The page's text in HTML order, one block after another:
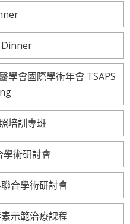
Dinner
學會國際學術年會 TSAPS
培訓專班
學術研討會
合學術研討會
示範治療課程